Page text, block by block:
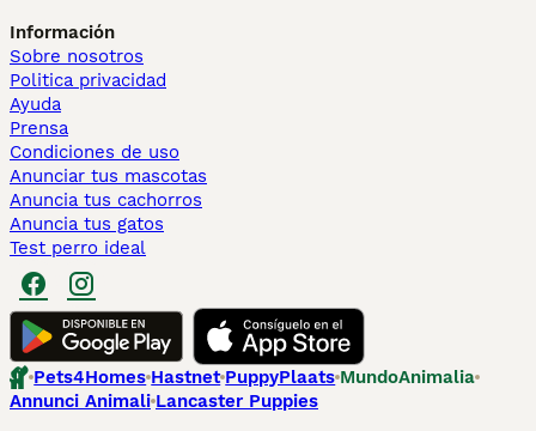
Información
Sobre nosotros
Politica privacidad
Ayuda
Prensa
Condiciones de uso
Anunciar tus mascotas
Anuncia tus cachorros
Anuncia tus gatos
Test perro ideal
Pets4Homes Hastnet PuppyPlaats MundoAnimalia
Annunci Animali Lancaster Puppies